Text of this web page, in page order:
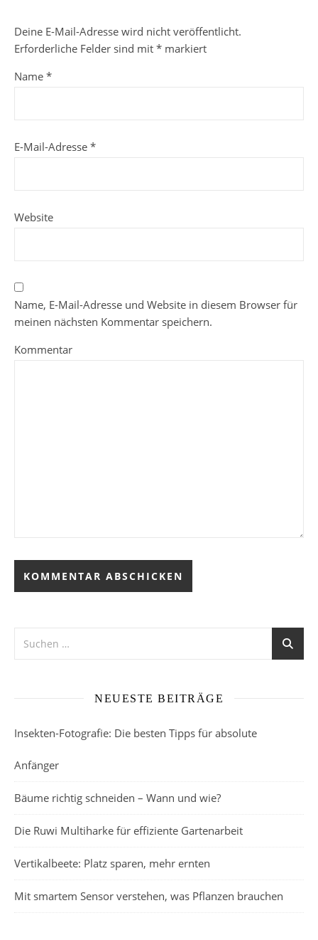
Deine E-Mail-Adresse wird nicht veröffentlicht.
Erforderliche Felder sind mit * markiert
Name *
E-Mail-Adresse *
Website
Name, E-Mail-Adresse und Website in diesem Browser für
meinen nächsten Kommentar speichern.
Kommentar
NEUESTE BEITRÄGE
Insekten-Fotografie: Die besten Tipps für absolute
Anfänger
Bäume richtig schneiden – Wann und wie?
Die Ruwi Multiharke für effiziente Gartenarbeit
Vertikalbeete: Platz sparen, mehr ernten
Mit smartem Sensor verstehen, was Pflanzen brauchen